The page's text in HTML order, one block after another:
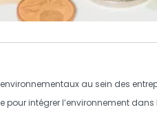
au sein des
pour intégrer l’environnement